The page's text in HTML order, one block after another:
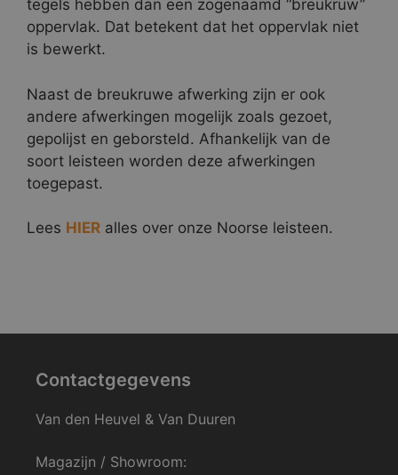
tegels hebben dan een zogenaamd “breukruw”
oppervlak. Dat betekent dat het oppervlak niet
is bewerkt.
Naast de breukruwe afwerking zijn er ook
andere afwerkingen mogelijk zoals gezoet,
gepolijst en geborsteld. Afhankelijk van de
soort leisteen worden deze afwerkingen
toegepast.
Lees HIER alles over onze Noorse leisteen.
Contactgegevens
Van den Heuvel & Van Duuren
Magazijn / Showroom: